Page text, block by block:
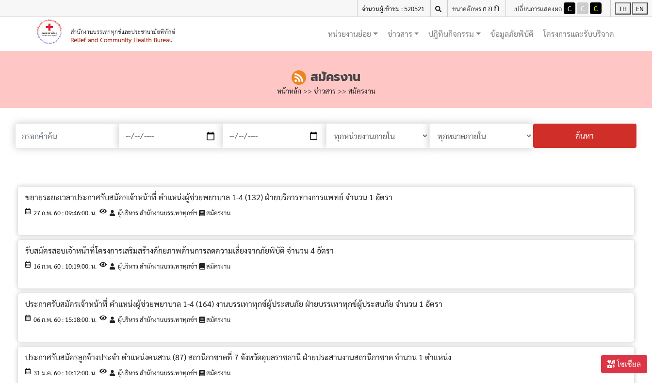
จำนวนผู้เข้าชม : 520521 ขนาดอักษรก ก ก เปลี่ยนการแสดงผล C C C TH EN
หน่วยงานย่อย ข่าวสาร ปฏิทินกิจกรรม ข้อมูลภัยพิบัติ (current)
โครงการและรับบริจาค
โซเชียล
สมัครงาน
หน้าหลัก >> ข่าวสาร >> สมัครงาน
ค้นหา
ขยายระยะเวลาประกาศรับสมัครเจ้าหน้าที่ ตำแหน่งผู้ช่วยพยาบาล 1-4 (132) ฝ่ายบริการทางการแพทย์ จำนวน 1 อัตรา
27 ก.พ. 60 : 09:46:00. น. ผู้บริหาร สำนักงานบรรเทาทุกข์ฯ สมัครงาน
รับสมัครสอบเจ้าหน้าที่โครงการเสริมสร้างศักยภาพด้านการลดความเสี่ยงจากภัยพิบัติ จำนวน 4 อัตรา
16 ก.พ. 60 : 10:19:00. น. ผู้บริหาร สำนักงานบรรเทาทุกข์ฯ สมัครงาน
ประกาศรับสมัครเจ้าหน้าที่ ตำแหน่งผู้ช่วยพยาบาล 1-4 (164) งานบรรเทาทุกข์ผู้ประสบภัย ฝ่ายบรรเทาทุกข์ผู้ประสบภัย จำนวน 1 อัตรา
06 ก.พ. 60 : 15:18:00. น. ผู้บริหาร สำนักงานบรรเทาทุกข์ฯ สมัครงาน
ประกาศรับสมัครลูกจ้างประจำ ตำแหน่งคนสวน (87) สถานีกาชาดที่ 7 จังหวัดอุบลราชธานี ฝ่ายประสานงานสถานีกาชาด จำนวน 1 ตำแหน่ง
31 ม.ค. 60 : 10:12:00. น. ผู้บริหาร สำนักงานบรรเทาทุกข์ฯ สมัครงาน